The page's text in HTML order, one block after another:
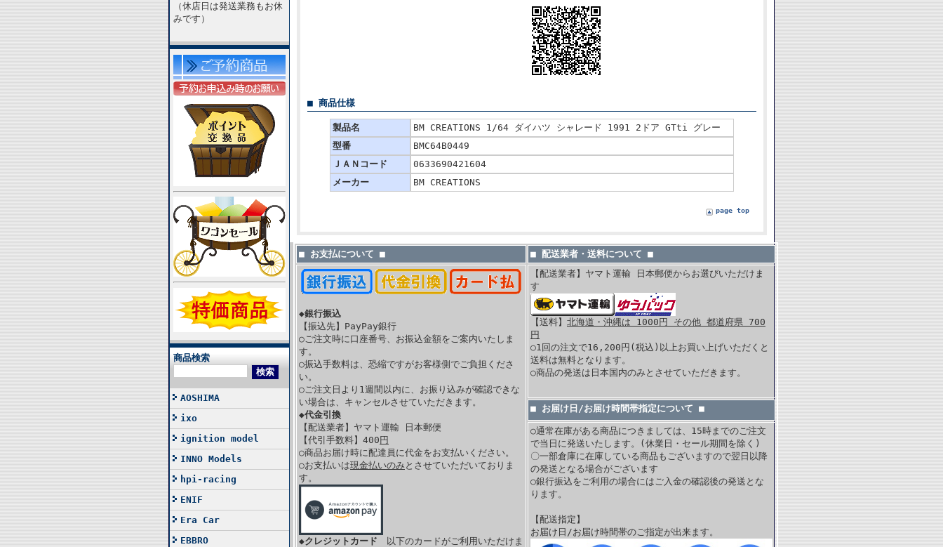
（休店日は発送業務もお休
みです）
商品検索
AOSHIMA
ixo
ignition model
INNO Models
hpi-racing
ENIF
Era Car
EBBRO
■ 商品仕様
製品名
BM CREATIONS 1/64 ダイハツ シャレード 1991 2ドア GTti グレー
型番
BMC64B0449
ＪＡＮコード
0633690421604
メーカー
BM CREATIONS
page top
■ お支払について ■ ■ 配送業者・送料について ■
◆銀行振込
【振込先】PayPay銀行
○ご注文時に口座番号、お振込金額をご案内いたしま
す。
○振込手数料は、恐縮ですがお客様側でご負担くださ
い。
○ご注文日より1週間以内に、お振り込みが確認できな
い場合は、キャンセルさせていただきます。
◆代金引換
【配送業者】ヤマト運輸 日本郵便
【代引手数料】400 円
○商品お届け時に配達員に代金をお支払いください。
○お支払いは現金払いのみとさせていただいておりま
す。
◆クレジットカード
以下のカードがご利用いただけま
【配送業者】ヤマト運輸 日本郵便からお選びいただけま
す
【送料】 北海道・沖縄は 1000円 その他 都道府県 700
円
○1回の注文で16,200円(税込)以上お買い上げいただくと
送料は無料となります。
○商品の発送は日本国内のみとさせていただきます。
■ お届け日/お届け時間帯指定について ■
○通常在庫がある商品につきましては、15時までのご注文
で当日に発送いたします。(休業日・セール期間を除く)
〇一部倉庫に在庫している商品もございますので翌日以降
の発送となる場合がございます
○銀行振込をご利用の場合にはご入金の確認後の発送とな
ります。
【配送指定】
お届け日/お届け時間帯のご指定が出来ます。